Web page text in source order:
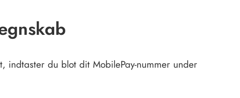
indtaster du blot dit MobilePay-nummer under